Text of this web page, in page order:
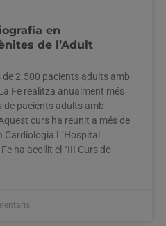
en
de l’Adult
de 2.500 pacients adults amb
Fe realitza anualment més
de pacients adults amb
curs ha reunit a més de
Cardiologia L’Hospital
ha acollit el “III Curs de